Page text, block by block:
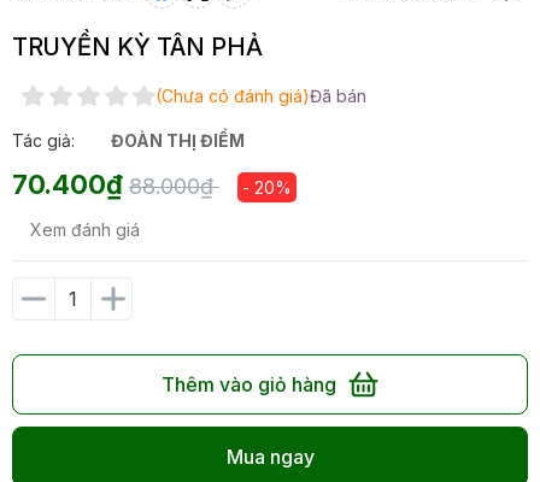
TRUYỀN KỲ TÂN PHẢ
(Chưa có đánh giá)Đã bán
Tác giả: ĐOÀN THỊ ĐIỂM
70.400₫ 88.000₫ - 20%
Xem đánh giá
Thêm vào giỏ hàng
Mua ngay